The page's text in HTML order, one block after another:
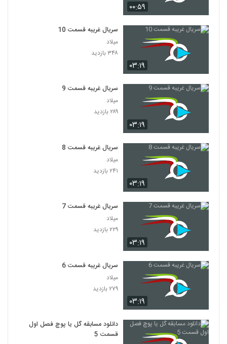
۰۰:۵۹
۰۳:۱۹
سریال غریبه قسمت 10
میلاد
۳۴۸ بازدید
۰۳:۱۹
سریال غریبه قسمت 9
میلاد
۲۸۹ بازدید
۰۳:۱۹
سریال غریبه قسمت 8
میلاد
۲۴۱ بازدید
۰۳:۱۹
سریال غریبه قسمت 7
میلاد
۲۲۹ بازدید
۰۳:۱۹
سریال غریبه قسمت 6
میلاد
۲۷۹ بازدید
دانلود مسابقه گل یا پوچ فصل اول
قسمت 5